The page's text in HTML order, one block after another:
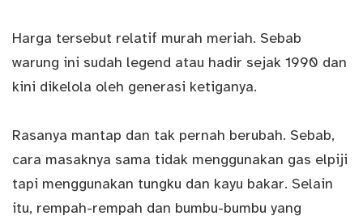
Harga tersebut relatif murah meriah. Sebab
warung ini sudah legend atau hadir sejak 1990 dan
kini dikelola oleh generasi ketiganya.
Rasanya mantap dan tak pernah berubah. Sebab,
cara masaknya sama tidak menggunakan gas elpiji
tapi menggunakan tungku dan kayu bakar. Selain
itu, rempah-rempah dan bumbu-bumbu yang